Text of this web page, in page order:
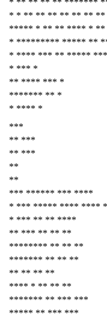
* * ** ** ** ** ** ** **
***** * ** ** **** *
* ********* ***** **
* **** *** ** *****
* *** *
** **** *** *
******* ** *
* **** *
***
** ***
** ***
**
**
*** ****** *** ****
* *** ***** **** **** *
* *** ** ** ****
** *** ** ** **
******** ** ** **
******* ** ** **
** ** ** **
**** * ** ** **
******* ** *** ***
***** ** *** ***